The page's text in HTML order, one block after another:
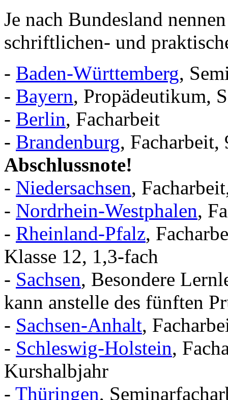
Je nach Bundesland
schriftlichen- und
- Baden-Württemberg,
- Bayern, Propädeutikum,
- Berlin, Facharbeit
- Brandenburg,
Abschlussnote!
- Niedersachsen,
- Nordrhein-Westphalen,
- Rheinland-Pfalz,
Klasse 12, 1,3-fach
- Sachsen, Besondere
kann anstelle des fünften
- Sachsen-Anhalt,
- Schleswig-Holstein,
Kurshalbjahr
- Thüringen,